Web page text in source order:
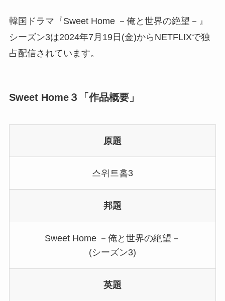
韓国ドラマ『Sweet Home －俺と世界の絶望－』
シーズン3は2024年7月19日(金)からNETFLIXで独
占配信されています。
Sweet Home３「作品概要」
原題
스위트홈3
邦題
Sweet Home －俺と世界の絶望－
(シーズン3)
英題